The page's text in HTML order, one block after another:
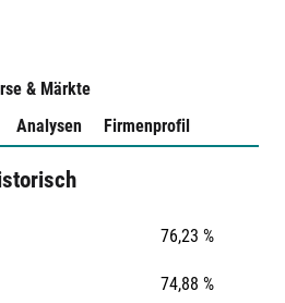
& Märkte
Analysen Firmenprofil
76,23 %
74,88 %